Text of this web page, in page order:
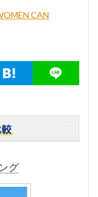
CAN
グ